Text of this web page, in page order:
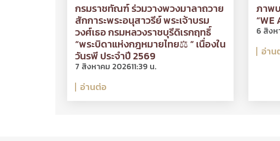
กรมราชทัณฑ์ ร่วมวางพวงมาลาถวาย
สักการะพระอนุสาวรีย์ พระเจ้าบรม
วงศ์เธอ กรมหลวงราชบุรีดิเรกฤทธิ์
“พระบิดาแห่งกฎหมายไทย⚖ ” เนื่องใน
วันรพี ประจำปี 2569
7 สิงหาคม 202611:39 น.
อ่านต่อ
ภาพ
“WE
6 สิง
อ่าน